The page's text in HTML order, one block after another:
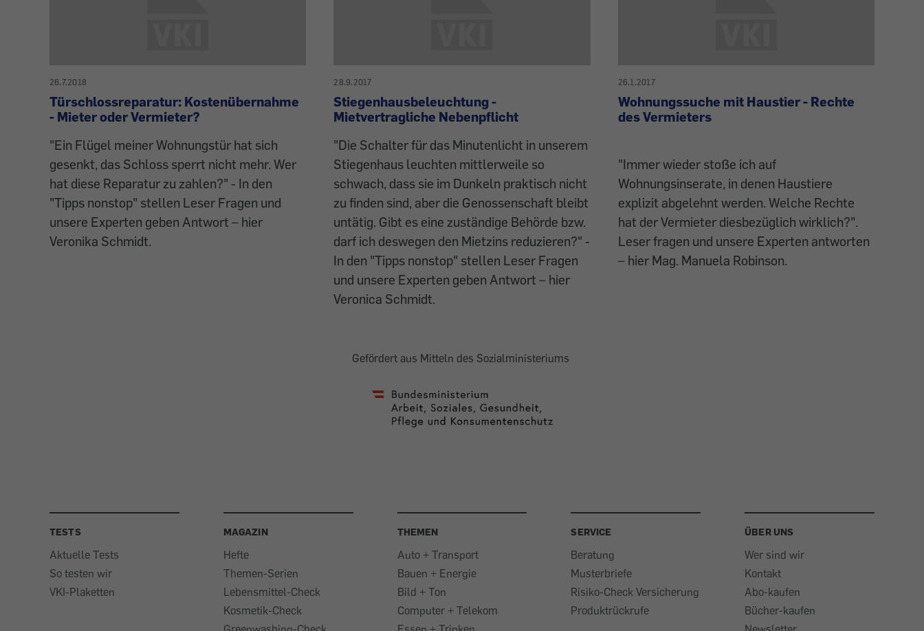
26.7.2018
Türschlossreparatur: Kostenübernahme
- Mieter oder Vermieter?
"Ein Flügel meiner Wohnungstür hat sich
gesenkt, das Schloss sperrt nicht mehr. Wer
hat diese Reparatur zu zahlen?" - In den
"Tipps nonstop" stellen Leser Fragen und
unsere Experten geben Antwort – hier
Veronika Schmidt.
28.9.2017
Stiegenhausbeleuchtung -
Mietvertragliche Nebenpflicht
"Die Schalter für das Minutenlicht in unserem
Stiegenhaus leuchten mittlerweile so
schwach, dass sie im Dunkeln praktisch nicht
zu finden sind, aber die Genossenschaft bleibt
untätig. Gibt es eine zuständige Behörde bzw.
darf ich deswegen den Mietzins reduzieren?" -
In den "Tipps nonstop" stellen Leser Fragen
und unsere Experten geben Antwort – hier
Veronica Schmidt.
26.1.2017
Wohnungssuche mit Haustier - Rechte
des Vermieters
"Immer wieder stoße ich auf
Wohnungsinserate, in denen Haustiere
explizit abgelehnt werden. Welche Rechte
hat der Vermieter diesbezüglich wirklich?".
Leser fragen und unsere Experten antworten
– hier Mag. Manuela Robinson.
Gefördert aus Mitteln des Sozialministeriums
TESTS
Aktuelle Tests
So testen wir
VKI-Plaketten
MAGAZIN
Hefte
Themen-Serien
Lebensmittel-Check
Kosmetik-Check
THEMEN
Auto + Transport
Bauen + Energie
Bild + Ton
Computer + Telekom
SERVICE
Beratung
Musterbriefe
Risiko-Check Versicherung
Produktrückrufe
ÜBER UNS
Wer sind wir
Kontakt
Abo-kaufen
Bücher-kaufen